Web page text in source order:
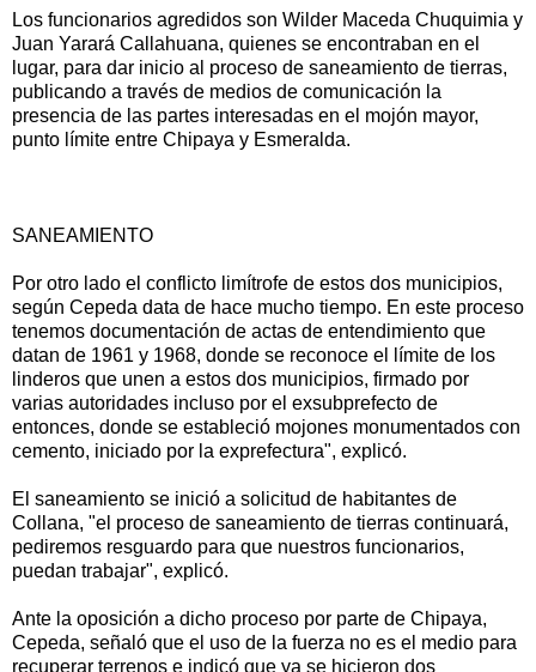
Los funcionarios agredidos son Wilder Maceda Chuquimia y
Juan Yarará Callahuana, quienes se encontraban en el
lugar, para dar inicio al proceso de saneamiento de tierras,
publicando a través de medios de comunicación la
presencia de las partes interesadas en el mojón mayor,
punto límite entre Chipaya y Esmeralda.
SANEAMIENTO
Por otro lado el conflicto limítrofe de estos dos municipios,
según Cepeda data de hace mucho tiempo. En este proceso
tenemos documentación de actas de entendimiento que
datan de 1961 y 1968, donde se reconoce el límite de los
linderos que unen a estos dos municipios, firmado por
varias autoridades incluso por el exsubprefecto de
entonces, donde se estableció mojones monumentados con
cemento, iniciado por la exprefectura", explicó.
El saneamiento se inició a solicitud de habitantes de
Collana, "el proceso de saneamiento de tierras continuará,
pediremos resguardo para que nuestros funcionarios,
puedan trabajar", explicó.
Ante la oposición a dicho proceso por parte de Chipaya,
Cepeda, señaló que el uso de la fuerza no es el medio para
recuperar terrenos e indicó que ya se hicieron dos